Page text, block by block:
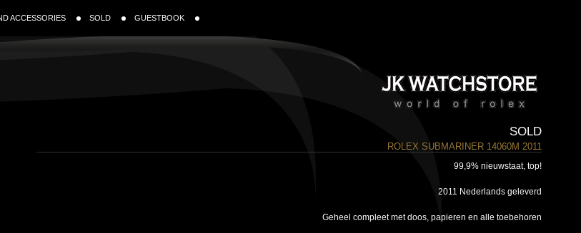
ACCESSORIES SOLD GUESTBOOK
SOLD
ROLEX SUBMARINER 14060M 2011
99,9% nieuwstaat, top!
2011 Nederlands geleverd
Geheel compleet met doos, papieren en alle toebehoren